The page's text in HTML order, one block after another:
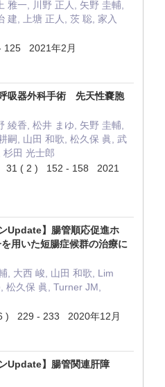
雅一, 川野 正人, 矢野 圭輔,
建, 上塘 正人, 茨 聡, 家入
2021年2月
吸器外科手術 先天性嚢胞
綾香, 松井 まゆ, 矢野 圭輔,
嗣, 山田 和歌, 松久保 眞, 武
杉田 光士郎
31 ( 2 ) 152 - 158 2021
Update】腸管順応促進ホ
用いた短腸症候群の治療に
, 大西 峻, 山田 和歌, Lim
松久保 眞, Turner JM,
) 229 - 233 2020年12月
Update】腸管関連肝障